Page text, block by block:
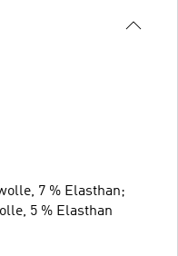
7 % Elasthan;
5 % Elasthan